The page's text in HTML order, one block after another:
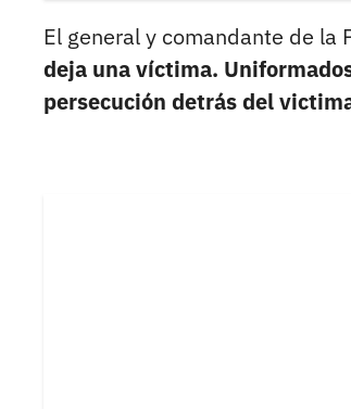
El general y comandante de la
deja una víctima.
persecución detrás del